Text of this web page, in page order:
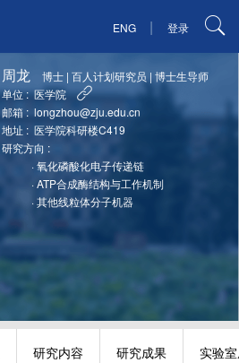
ENG | 登录
周龙 博士 |百人计划研究员 |博士生导师
单位 : 医学院
邮箱 : longzhou@zju.edu.cn
地址 : 医学院科研楼C419
研究方向 :
·氧化磷酸化电子传递链
·ATP合成酶结构与工作机制
·其他线粒体分子机器
研究内容 研究成果 实验